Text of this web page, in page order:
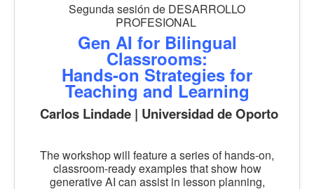
Segunda sesión de DESARROLLO
PROFESIONAL
Gen AI for Bilingual
Classrooms:
Hands-on Strategies for
Teaching and Learning
Carlos Lindade | Universidad de Oporto
The workshop will feature a series of hands-on,
classroom-ready examples that show how
generative AI can assist in lesson planning,